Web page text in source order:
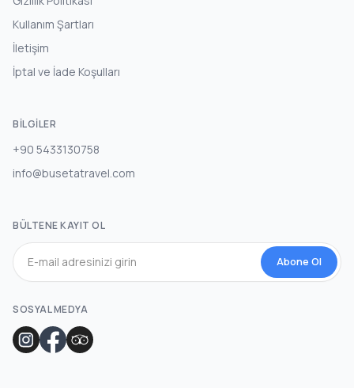
Kullanım Şartları
İletişim
İptal ve İade Koşulları
BILGILER
+90 5433130758
info@busetatravel.com
BÜLTENE KAYIT OL
Abone Ol
SOSYAL MEDYA